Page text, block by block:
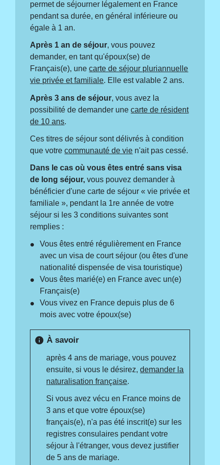
permet de séjourner légalement en France
pendant sa durée, en général inférieure ou
égale à 1 an.
Après 1 an de séjour, vous pouvez
demander, en tant qu'époux(se) de
Français(e), unecarte de séjour pluriannuelle
vie privée et familiale. Elle est valable 2 ans.
Après 3 ans de séjour, vous avez la
possibilité de demander unecarte de résident
de 10 ans.
Ces titres de séjour sont délivrés à condition
que votrecommunauté de vie n'ait pas cessé.
Dans le cas où vous êtes entré sans visa
de long séjour, vous pouvez demander à
bénéficier d'une carte de séjour « vie privée et
familiale », pendant la 1re année de votre
séjour si les 3 conditions suivantes sont
remplies :
Vous êtes entré régulièrement en France
avec un visa de court séjour (ou êtes d'une
nationalité dispensée de visa touristique)
Vous êtes marié(e) en France avec un(e)
Français(e)
Vous vivez en France depuis plus de 6
mois avec votre époux(se)
info À savoir
après 4 ans de mariage, vous pouvez
ensuite, si vous le désirez,demander la
naturalisation française.
Si vous avez vécu en France moins de
3 ans et que votre époux(se)
français(e), n'a pas été inscrit(e) sur les
registres consulaires pendant votre
séjour à l'étranger, vous devez justifier
de 5 ans de mariage.